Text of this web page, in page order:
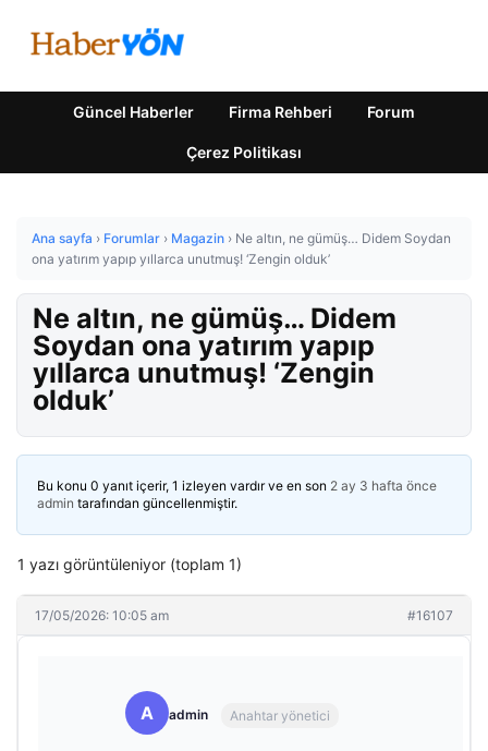
Güncel Haberler Firma Rehberi Forum
Çerez Politikası
Ana sayfa › Forumlar › Magazin › Ne altın, ne gümüş… Didem Soydan
ona yatırım yapıp yıllarca unutmuş! ‘Zengin olduk’
Ne altın, ne gümüş… Didem
Soydan ona yatırım yapıp
yıllarca unutmuş! ‘Zengin
olduk’
Bu konu 0 yanıt içerir, 1 izleyen vardır ve en son 2 ay 3 hafta önce
admin tarafından güncellenmiştir.
1 yazı görüntüleniyor (toplam 1)
17/05/2026: 10:05 am #16107
A admin Anahtar yönetici